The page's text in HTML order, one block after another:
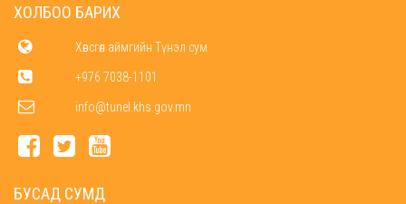
ХОЛБОО БАРИХ
Хөвсгөл аймгийн Түнэл сум
+976 7038-1101
info@tunel.khs.gov.mn
БУСАД СУМД